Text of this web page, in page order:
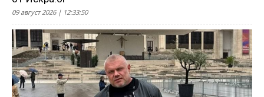
09 август 2026 | 12:33:50